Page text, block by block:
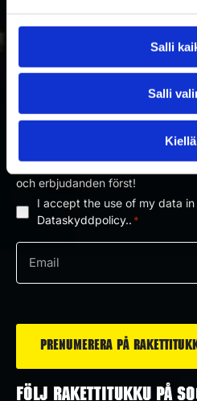
Salli
Salli
Kiellä
PRENUMERERA PÅ
NYHETSBREV
Prenumerera på nyhetsbrevet
och erbjudanden först!
Dataskyddpolicy
*
I accept the use of my data
Dataskyddpolicy.. *
post
FÖLJ RAKETTITUKKU PÅ